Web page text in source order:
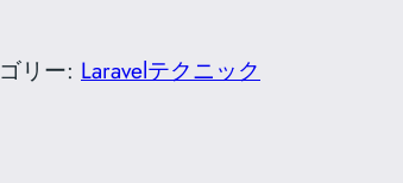
リー: Laravelテクニック